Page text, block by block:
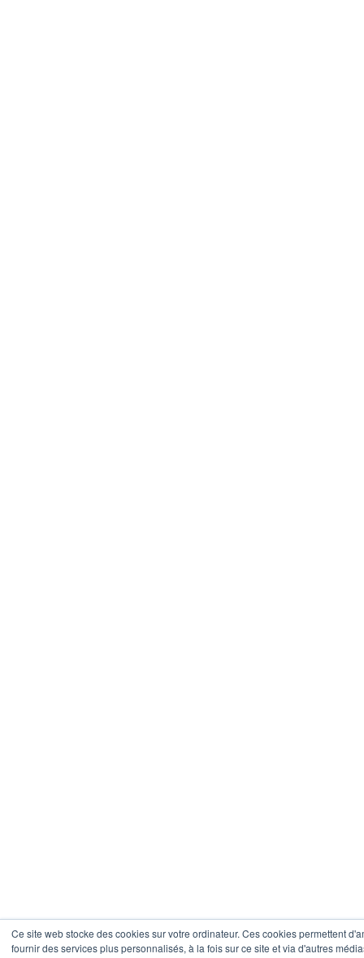
Ce site web stocke des cookies sur votre ordinateur. Ces cookies permettent
fournir des services plus personnalisés, à la fois sur ce site et via d'autres